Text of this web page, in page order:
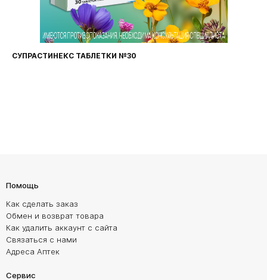
СУПРАСТИНЕКС ТАБЛЕТКИ №30
Помощь
Как сделать заказ
Обмен и возврат товара
Как удалить аккаунт с сайта
Связаться с нами
Адреса Аптек
Сервис